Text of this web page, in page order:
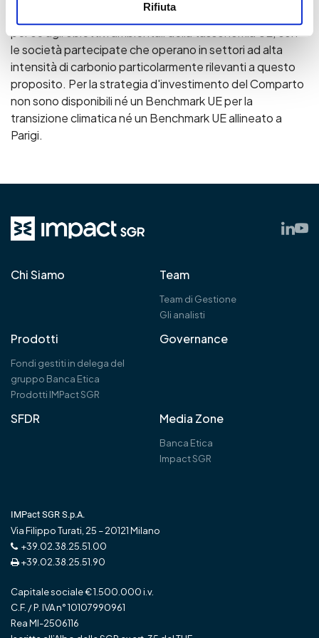
Rifiuta
emissioni assolute di gas serra, pur non contribuendo di
per sé agli obiettivi ambientali della tassonomia UE, con
le società partecipate che operano in settori ad alta
intensità di carbonio particolarmente rilevanti a questo
proposito. Per la strategia d'investimento del Comparto
non sono disponibili né un Benchmark UE per la
transizione climatica né un Benchmark UE allineato a
Parigi.
Chi Siamo Team
Team di Gestione
Gli analisti
Prodotti
Fondi gestiti in delega del
gruppo Banca Etica
Prodotti IMPact SGR
Governance
SFDR Media Zone
Banca Etica
Impact SGR
IMPact SGR S.p.A.
Via Filippo Turati, 25 – 20121 Milano
+39.02.38.25.51.00
+39.02.38.25.51.90
Capitale sociale € 1.500.000 i.v.
C.F. / P. IVA n° 10107990961
Rea MI-2506116